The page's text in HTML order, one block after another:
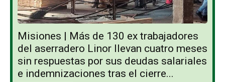
Misiones | Más de 130 ex trabajadores
del aserradero Linor llevan cuatro meses
sin respuestas por sus deudas salariales
e indemnizaciones tras el cierre...